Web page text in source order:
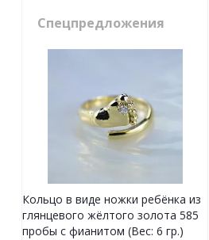
Спецпредложения
Кольцо в виде ножки ребёнка из
глянцевого жёлтого золота 585
пробы с фианитом (Вес: 6 гр.)